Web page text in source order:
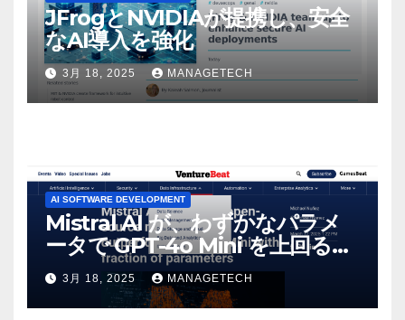
JFrogとNVIDIAが提携し、安全
なAI導入を強化
3月 18, 2025 MANAGETECH
AI SOFTWARE DEVELOPMENT
Mistral AI が、わずかなパラメ
ータで GPT-4o Mini を上回る新
しいオープンソース モデルをリ
リース | VentureBeat
3月 18, 2025 MANAGETECH